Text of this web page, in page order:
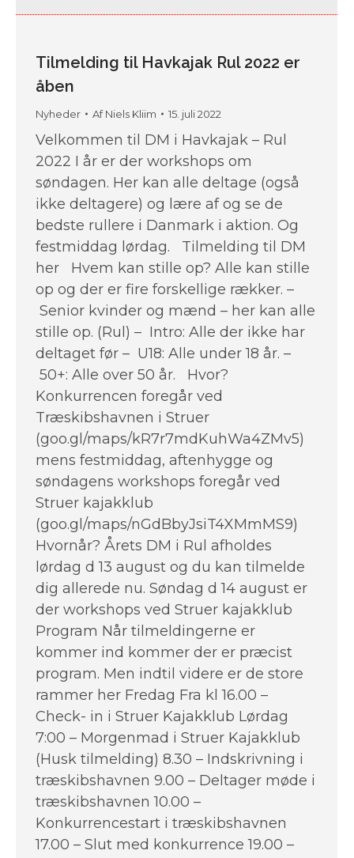
Tilmelding til Havkajak Rul 2022 er
åben
Nyheder AfNiels Kliim 15. juli 2022
Velkommen til DM i Havkajak – Rul
2022 I år er der workshops om
søndagen. Her kan alle deltage (også
ikke deltagere) og lære af og se de
bedste rullere i Danmark i aktion. Og
festmiddag lørdag. Tilmelding til DM
her Hvem kan stille op? Alle kan stille
op og der er fire forskellige rækker. –
Senior kvinder og mænd – her kan alle
stille op. (Rul) – Intro: Alle der ikke har
deltaget før – U18: Alle under 18 år. –
50+: Alle over 50 år. Hvor?
Konkurrencen foregår ved
Træskibshavnen i Struer
(goo.gl/maps/kR7r7mdKuhWa4ZMv5)
mens festmiddag, aftenhygge og
søndagens workshops foregår ved
Struer kajakklub
(goo.gl/maps/nGdBbyJsiT4XMmMS9)
Hvornår? Årets DM i Rul afholdes
lørdag d 13 august og du kan tilmelde
dig allerede nu. Søndag d 14 august er
der workshops ved Struer kajakklub
Program Når tilmeldingerne er
kommer ind kommer der er præcist
program. Men indtil videre er de store
rammer her Fredag Fra kl 16.00 –
Check- in i Struer Kajakklub Lørdag
7:00 – Morgenmad i Struer Kajakklub
(Husk tilmelding) 8.30 – Indskrivning i
træskibshavnen 9.00 – Deltager møde i
træskibshavnen 10.00 –
Konkurrencestart i træskibshavnen
17.00 – Slut med konkurrence 19.00 –